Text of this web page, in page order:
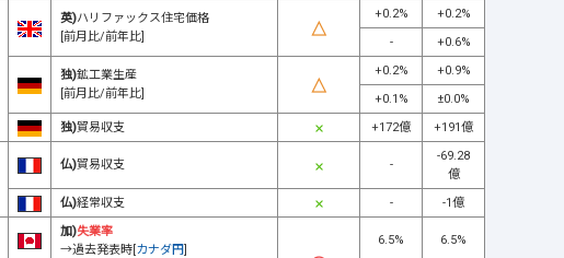
英)ハリファックス住宅価格
[前月比/前年比]
+0.2%
+0.2%
-
+0.6%
独)鉱工業生産
[前月比/前年比]
+0.2%
+0.9%
+0.1%
±0.0%
独)貿易収支 +172億 +191億
仏)貿易収支 -
-69.28
億
仏)経常収支 - -1億
加)失業率
→過去発表時[カナダ円]
6.5% 6.5%